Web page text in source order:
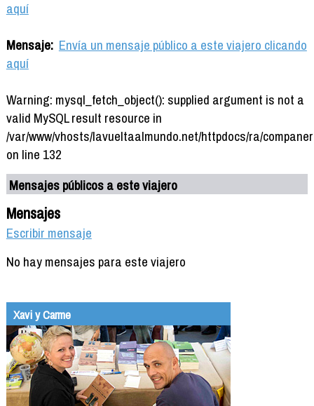
aquí
Mensaje: Envía un mensaje público a este viajero clicando
aquí
Warning: mysql_fetch_object(): supplied argument is not a
valid MySQL result resource in
/var/www/vhosts/lavueltaalmundo.net/httpdocs/ra/
on line 132
Mensajes públicos a este viajero
Mensajes
Escribir mensaje
No hay mensajes para este viajero
Xavi y Carme